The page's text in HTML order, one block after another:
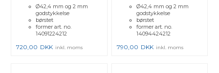
Ø42,4 mm og 2 mm
godstykkelse
børstet
former art. no.
14091224212
720,00 DKK inkl. moms
Ø42,4 mm og 2 mm
godstykkelse
børstet
former art. no.
14094424212
790,00 DKK inkl. moms